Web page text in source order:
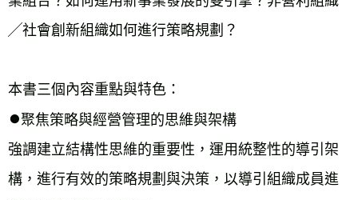
╱社會創新組織如何進行策略規劃？
本書三個內容重點與特色：
⏺︎聚焦策略與經營管理的思維與架構
強調建立結構性思維的重要性，運用統整性的導引架
構，進行有效的策略規劃與決策，以導引組織成員進